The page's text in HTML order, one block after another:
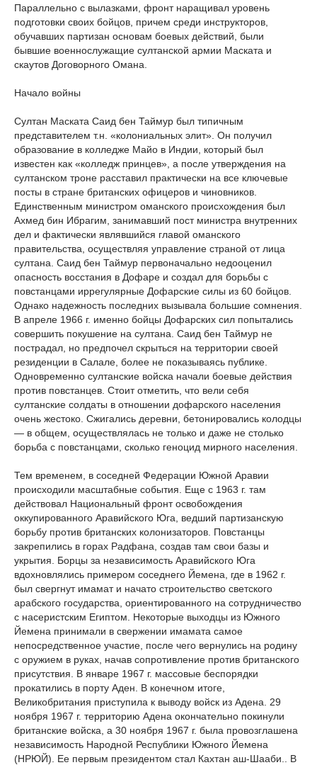
Параллельно с вылазками, фронт наращивал уровень
подготовки своих бойцов, причем среди инструкторов,
обучавших партизан основам боевых действий, были
бывшие военнослужащие султанской армии Маската и
скаутов Договорного Омана.
Начало войны
Султан Маската Саид бен Таймур был типичным
представителем т.н. «колониальных элит». Он получил
образование в колледже Майо в Индии, который был
известен как «колледж принцев», а после утверждения на
султанском троне расставил практически на все ключевые
посты в стране британских офицеров и чиновников.
Единственным министром оманского происхождения был
Ахмед бин Ибрагим, занимавший пост министра внутренних
дел и фактически являвшийся главой оманского
правительства, осуществляя управление страной от лица
султана. Саид бен Таймур первоначально недооценил
опасность восстания в Дофаре и создал для борьбы с
повстанцами иррегулярные Дофарские силы из 60 бойцов.
Однако надежность последних вызывала большие сомнения.
В апреле 1966 г. именно бойцы Дофарских сил попытались
совершить покушение на султана. Саид бен Таймур не
пострадал, но предпочел скрыться на территории своей
резиденции в Салале, более не показываясь публике.
Одновременно султанские войска начали боевые действия
против повстанцев. Стоит отметить, что вели себя
султанские солдаты в отношении дофарского населения
очень жестоко. Сжигались деревни, бетонировались колодцы
— в общем, осуществлялась не только и даже не столько
борьба с повстанцами, сколько геноцид мирного населения.
Тем временем, в соседней Федерации Южной Аравии
происходили масштабные события. Еще с 1963 г. там
действовал Национальный фронт освобождения
оккупированного Аравийского Юга, ведший партизанскую
борьбу против британских колонизаторов. Повстанцы
закрепились в горах Радфана, создав там свои базы и
укрытия. Борцы за независимость Аравийского Юга
вдохновлялись примером соседнего Йемена, где в 1962 г.
был свергнут имамат и начато строительство светского
арабского государства, ориентированного на сотрудничество
с насеристским Египтом. Некоторые выходцы из Южного
Йемена принимали в свержении имамата самое
непосредственное участие, после чего вернулись на родину
с оружием в руках, начав сопротивление против британского
присутствия. В январе 1967 г. массовые беспорядки
прокатились в порту Аден. В конечном итоге,
Великобритания приступила к выводу войск из Адена. 29
ноября 1967 г. территорию Адена окончательно покинули
британские войска, а 30 ноября 1967 г. была провозглашена
независимость Народной Республики Южного Йемена
(НРЮЙ). Ее первым президентом стал Кахтан аш-Шааби.. В